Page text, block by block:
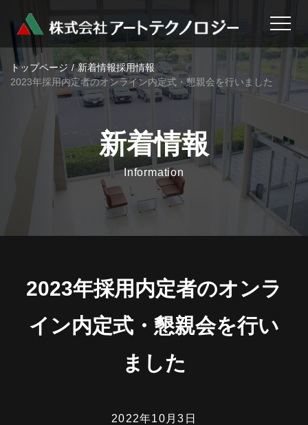
トップページ 新着情報採用情報
2023年採用内定者のオンライン内定式・懇親会を行いました
新着情報
Information
2023年採用内定者のオンラ
イン内定式・懇親会を行い
ました
2022年10月3日